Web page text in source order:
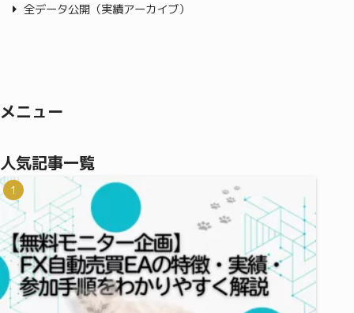
全データ公開（実績アーカイブ）
メニュー
人気記事一覧